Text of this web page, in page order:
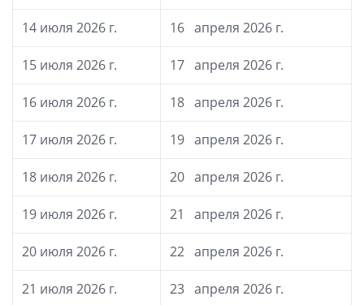
14 июля 2026 г. 16 апреля 2026 г.
15 июля 2026 г. 17 апреля 2026 г.
16 июля 2026 г. 18 апреля 2026 г.
17 июля 2026 г. 19 апреля 2026 г.
18 июля 2026 г. 20 апреля 2026 г.
19 июля 2026 г. 21 апреля 2026 г.
20 июля 2026 г. 22 апреля 2026 г.
21 июля 2026 г. 23 апреля 2026 г.